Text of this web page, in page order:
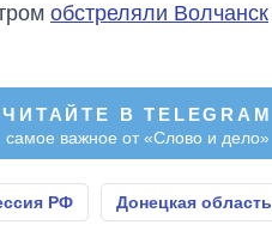
обстреляли Волчанск
ЧИТАЙТЕ В TELEGRAM
самое важное от «Слово и дело»
РФ Донецкая область